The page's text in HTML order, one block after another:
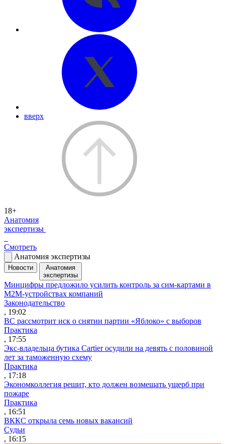
вверх
18+
Анатомия
экспертизы
Смотреть
Анатомия экспертизы
Новости
Анатомия
экспертизы
Минцифры предложило усилить контроль за сим-картами в
M2M-устройствах компаний
Законодательство
, 19:02
ВС рассмотрит иск о снятии партии «Яблоко» с выборов
Практика
, 17:55
Экс-владельца бутика Cartier осудили на девять с половиной
лет за таможенную схему
Практика
, 17:18
Экономколлегия решит, кто должен возмещать ущерб при
пожаре
Практика
, 16:51
ВККС открыла семь новых вакансий
Судьи
, 16:15